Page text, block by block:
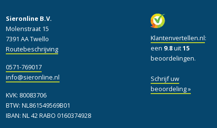
Klantenvertellen.nl:
een 9.8uit15
beoordelingen.
Schrijf uw
beoordeling »
Sieronline B.V.
Molenstraat 15
7391 AA Twello
Routebeschrijving
0571-769017
info@sieronline.nl
KVK: 80083706
BTW: NL861549569B01
IBAN: NL 42 RABO 0160374928